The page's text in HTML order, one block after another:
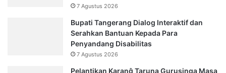
7 Agustus 2026
Bupati Tangerang Dialog Interaktif dan
Serahkan Bantuan Kepada Para
Penyandang Disabilitas
7 Agustus 2026
Pelantikan Karanĝ Taruna Gurusinga Masa